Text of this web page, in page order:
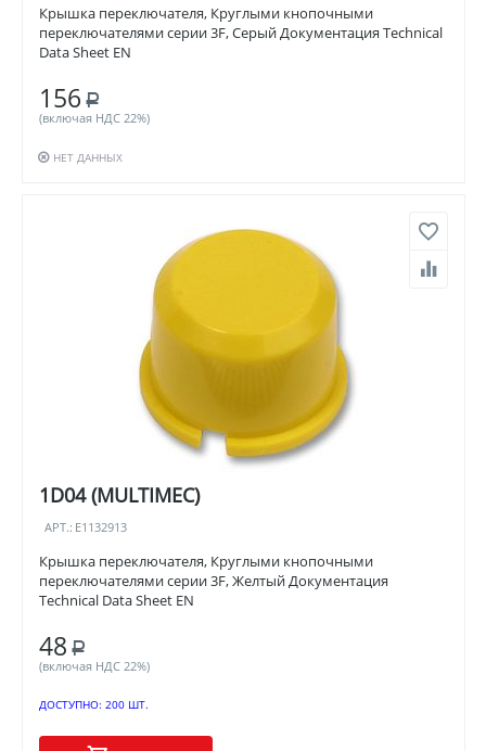
Крышка переключателя, Круглыми кнопочными
переключателями серии 3F, Серый Документация Technical
Data Sheet EN
156 Р
(включая НДС 22%)
НЕТ ДАННЫХ
1D04 (MULTIMEC)
АРТ.: E1132913
Крышка переключателя, Круглыми кнопочными
переключателями серии 3F, Желтый Документация
Technical Data Sheet EN
48 Р
(включая НДС 22%)
ДОСТУПНО: 200 ШТ.